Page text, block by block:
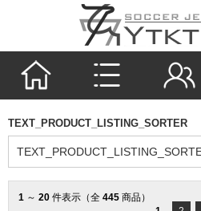
TEXT_PRODUCT_LISTING_SORTER
1 ～ 20 件表示（全 445 商品）